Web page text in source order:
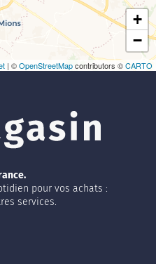
+
−
| ©OpenStreetMapcontributors ©CARTO
pour vos achats :
services.